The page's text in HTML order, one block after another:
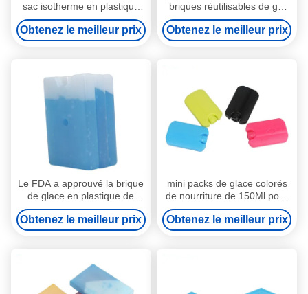
sac isotherme en plastique
blocs de glace congélateur
briques de glace
Obtenez le meilleur prix
briques réutilisables de gel
de glace de vessies de glace
fraîches de sac pour des
sacs plus frais
Obtenez le meilleur prix
Le FDA a approuvé la brique
de glace en plastique de
paquets de glace du sac frais
230ml pour le sac de
déjeuner
Obtenez le meilleur prix
mini packs de glace colorés
de nourriture de 150Ml pour
des packs de glace durables
de sac frais de refroidisseurs
Obtenez le meilleur prix